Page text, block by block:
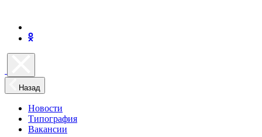
Назад
Новости
Типография
Вакансии